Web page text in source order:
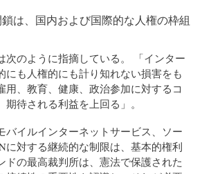
は、国内および国際的な人権の枠組
次のように指摘している。 「インター
にも人権的にも計り知れない損害をも
用、教育、健康、政治参加に対するコ
待される利益を上回る」。
バイルインターネットサービス、ソー
に対する継続的な制限は、基本的権利
ドの最高裁判所は、憲法で保護された